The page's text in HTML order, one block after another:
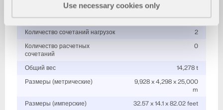
Use necessary cookies only
Количество тел
Количество загружений
3
Количество сочетаний нагрузок
2
Количество расчетных
сочетаний
0
Общий вес
14,278 t
Размеры (метрические)
9,928 x 4,298 x 25,000
m
Размеры (имперские)
32.57 x 14.1 x 82.02 feet